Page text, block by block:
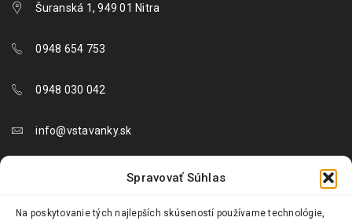
Spravovať Súhlas
Na poskytovanie tých najlepších skúseností používame technológie,
Šuranská 1, 949 01 Nitra
0948 654 753
0948 030 042
info@vstavanky.sk
objednavky@vstavanky.sk
reklamacie@vstavanky.sk